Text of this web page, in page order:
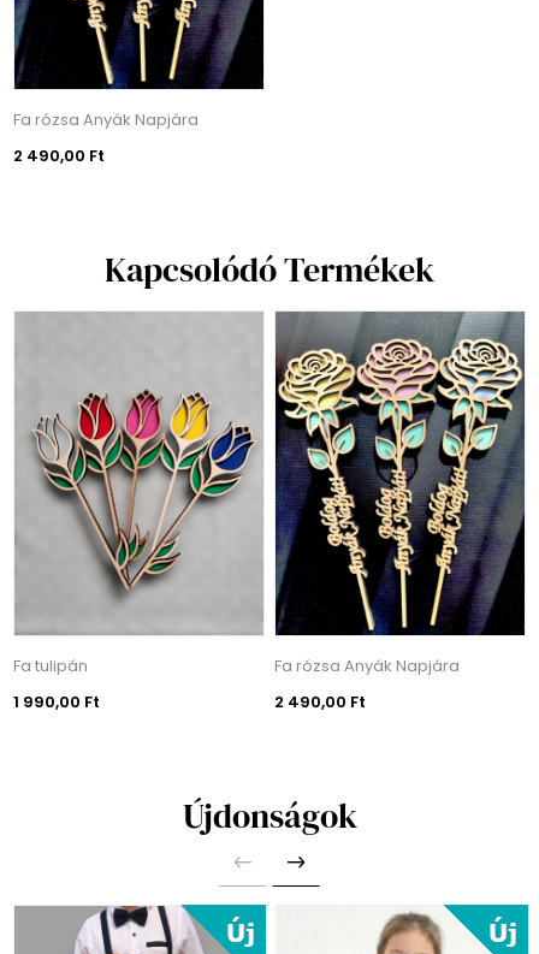
Fa rózsa Anyák Napjára
2 490,00 Ft
Kapcsolódó Termékek
Fa tulipán
1 990,00 Ft
Fa rózsa Anyák Napjára
2 490,00 Ft
Újdonságok